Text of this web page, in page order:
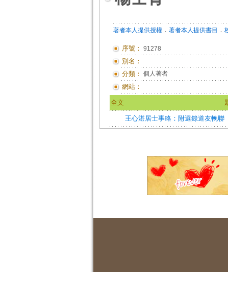
著者本人提供授權． 著者本人提供書目 ．
序號： 91278
別名：
分類： 個人著者
網站：
全文
王心湛居士事略：附選錄道友輓聯